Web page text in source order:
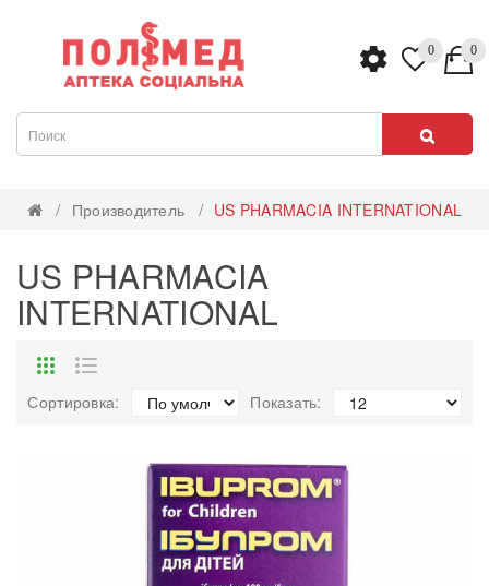
0 0
Производитель US PHARMACIA INTERNATIONAL
US PHARMACIA
INTERNATIONAL
Сортировка: Показать: